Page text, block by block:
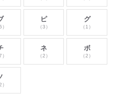
）
ピ
（3）
グ
（1）
）
ネ
（2）
ボ
（2）
）